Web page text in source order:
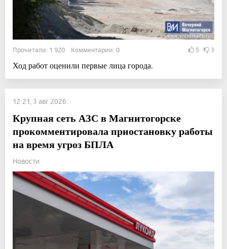
Прочитали: 1 920 Комментарии: 0 5 3
Ход работ оценили первые лица города.
12:21, 3 авг 2026
Крупная сеть АЗС в Магнитогорске
прокомментировала приостановку работы
на время угроз БПЛА
Новости